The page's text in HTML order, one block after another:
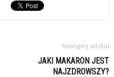
Następny artykuł
JAKI MAKARON JEST
NAJZDROWSZY?